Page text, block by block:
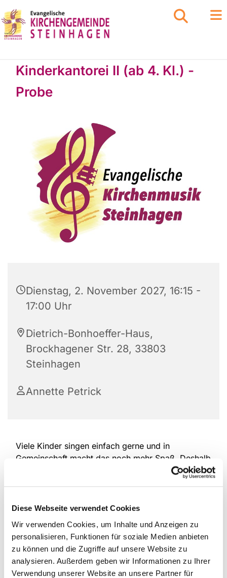
Diese Webseite verwendet Cookies
Wir verwenden Cookies, um Inhalte und Anzeigen zu
personalisieren, Funktionen für soziale Medien anbieten
zu können und die Zugriffe auf unsere Website zu
analysieren. Außerdem geben wir Informationen zu Ihrer
Verwendung unserer Website an unsere Partner für
Kinderkantorei II (ab 4. Kl.) -
Probe
Dienstag, 2. November 2027, 16:15 -
17:00 Uhr
Dietrich-Bonhoeffer-Haus,
Brockhagener Str. 28, 33803
Steinhagen
Annette Petrick
Viele Kinder singen einfach gerne und in
Gemeinschaft macht das noch mehr Spaß. Deshalb
treffen sich die drei Kinderchorgruppen unserer
Lieder, die kindgemäß und spielerisch eingeführt
werden, aber auch die Bewegung kommt nicht zu
kurz und manchmal erklingen auch Instrumente.
An Schultagen
Anette Petrick, Tel. 0151 / 72 14 02 57